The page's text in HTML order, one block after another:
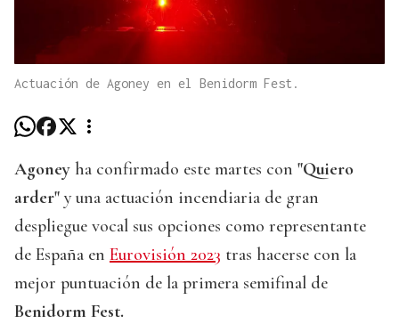
Actuación de Agoney en el Benidorm Fest.
Agoney ha confirmado este martes con "Quiero
arder" y una actuación incendiaria de gran
despliegue vocal sus opciones como representante
de España en Eurovisión 2023 tras hacerse con la
mejor puntuación de la primera semifinal de
Benidorm Fest.